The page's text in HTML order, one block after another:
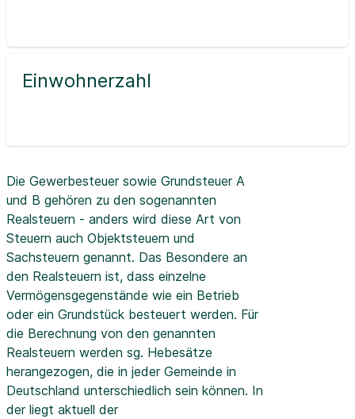
Einwohnerzahl
Die Gewerbesteuer sowie Grundsteuer A
und B gehören zu den sogenannten
Realsteuern - anders wird diese Art von
Steuern auch Objektsteuern und
Sachsteuern genannt. Das Besondere an
den Realsteuern ist, dass einzelne
Vermögensgegenstände wie ein Betrieb
oder ein Grundstück besteuert werden. Für
die Berechnung von den genannten
Realsteuern werden sg. Hebesätze
herangezogen, die in jeder Gemeinde in
Deutschland unterschiedlich sein können. In
der liegt aktuell der